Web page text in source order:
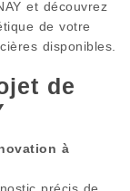
et découvrez
de votre
disponibles.
de
à